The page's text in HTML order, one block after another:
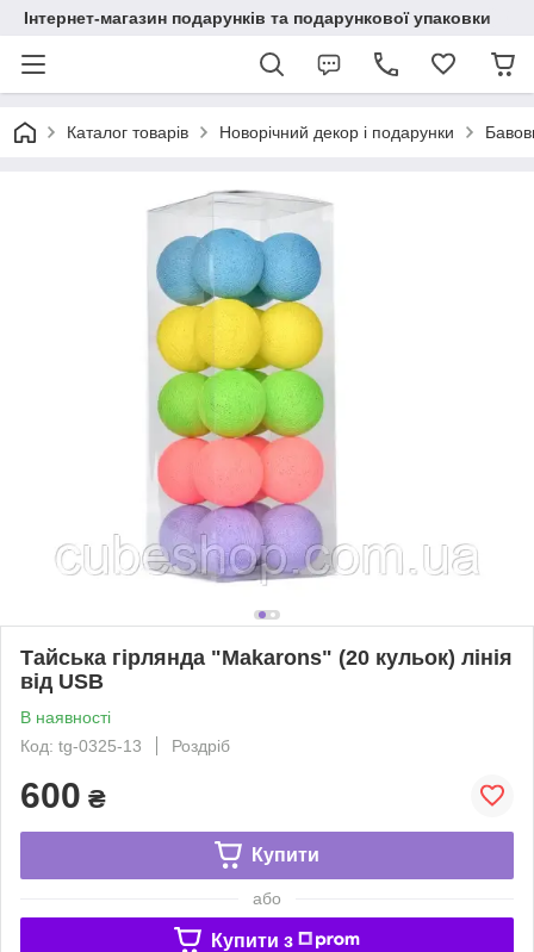
Інтернет-магазин подарунків та подарункової упаковки
Каталог товарів Новорічний декор і подарунки
Тайська гірлянда "Makarons" (20 кульок) лінія
від USB
В наявності
Код: tg-0325-13
Роздріб
600 ₴
Купити
або
Купити з